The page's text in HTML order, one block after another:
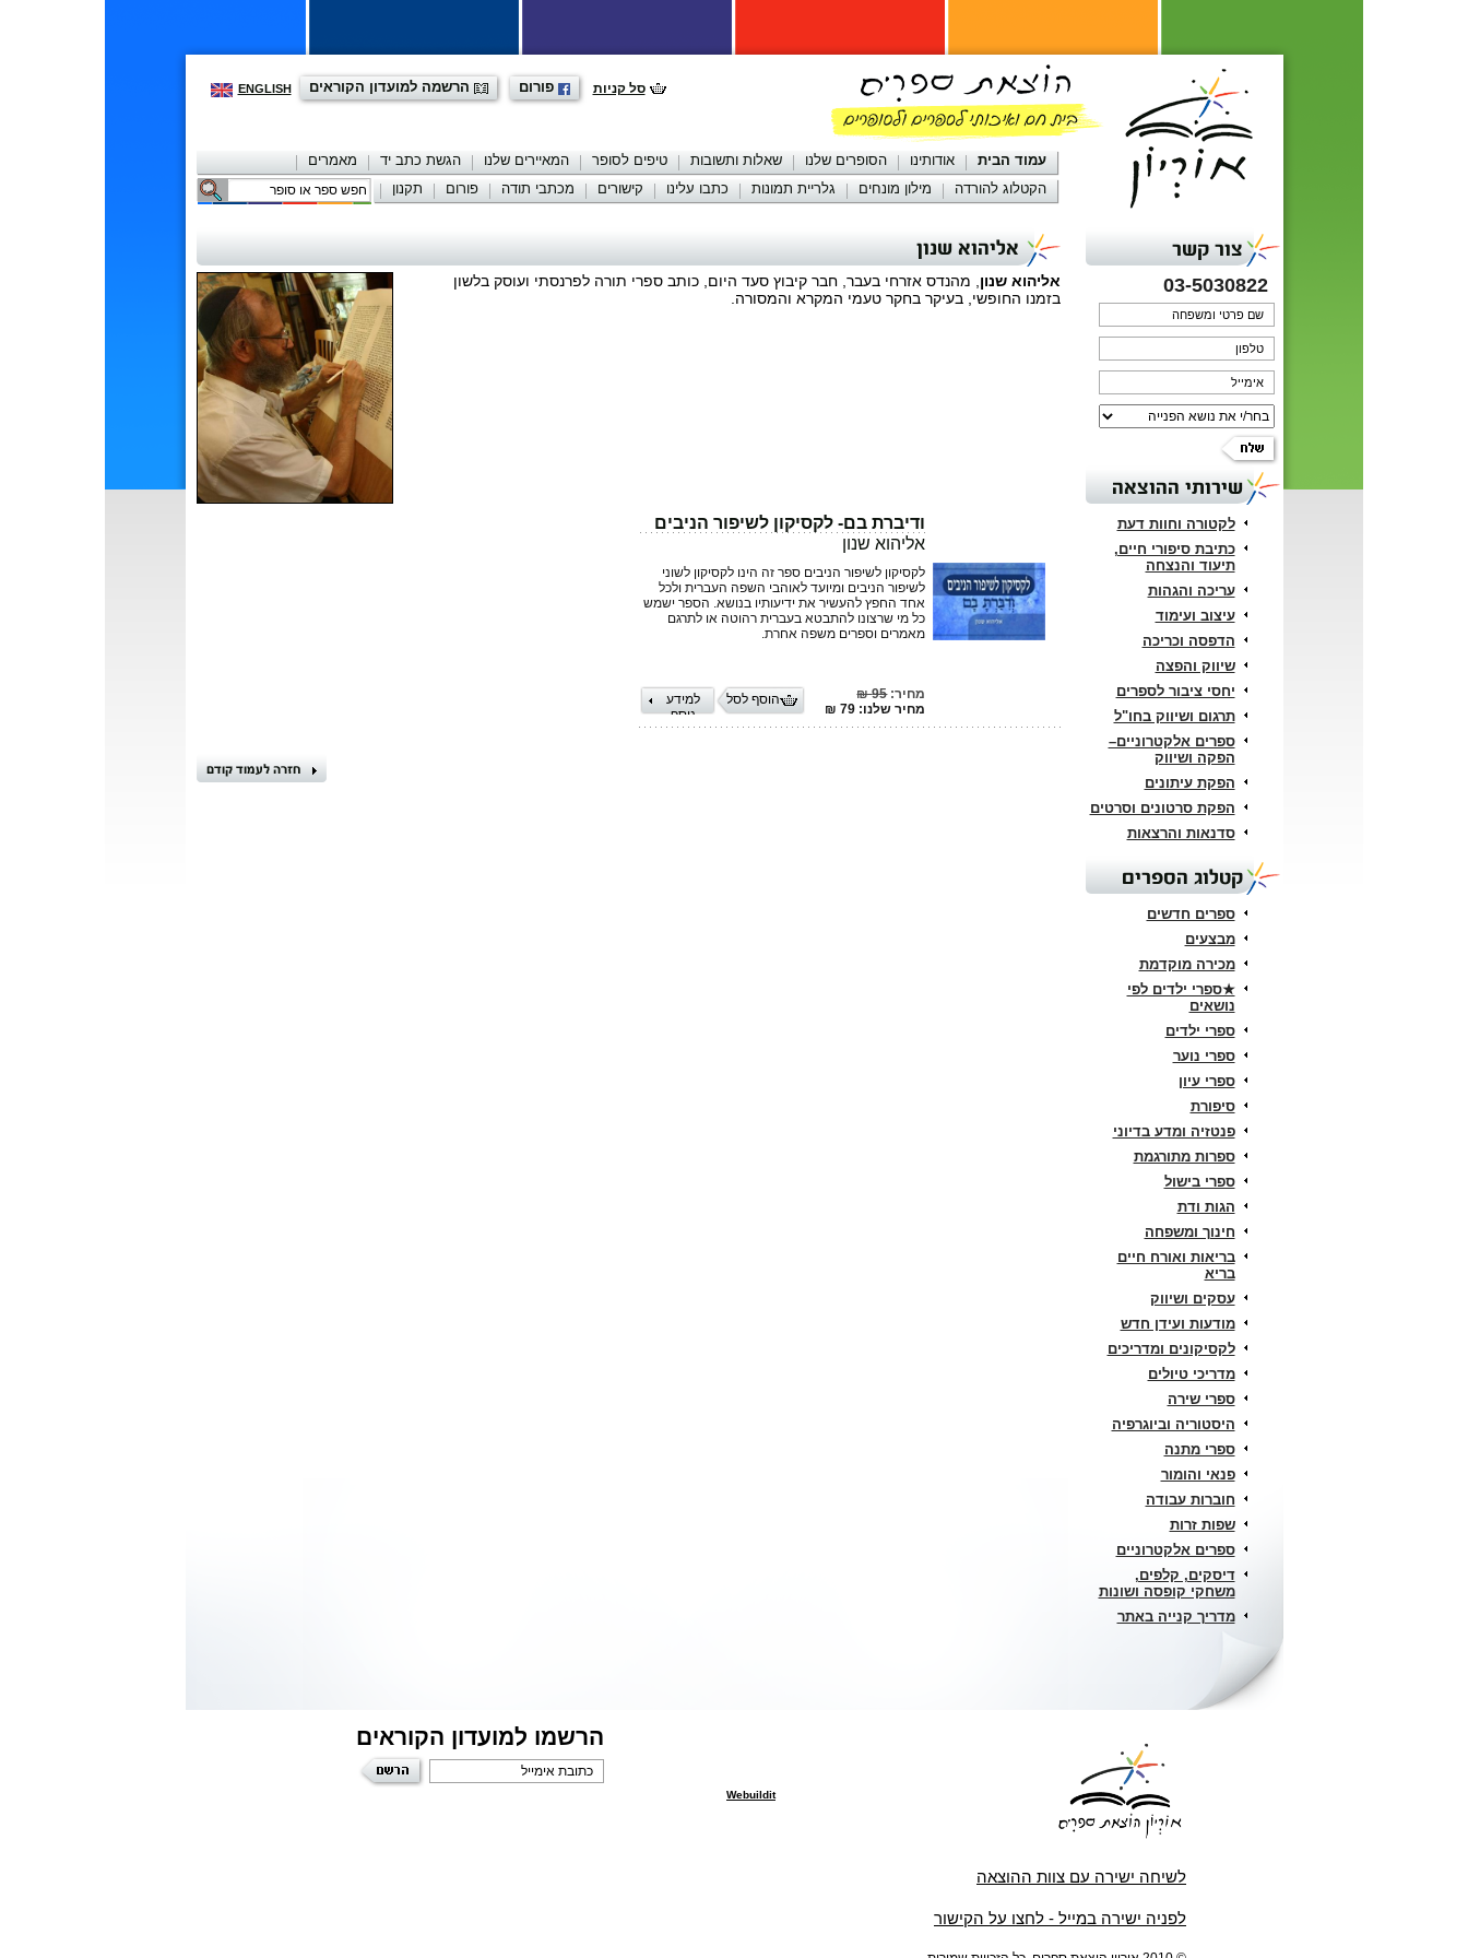
ENGLISH הרשמה למועדון הקוראים פורום סל קניות
עמוד הבית אודותינו הסופרים שלנו שאלות ותשובות טיפים לסופר המאיירים שלנו הגשת כתב יד
מאמרים
הקטלוג להורדה
מילון מונחים גלריית תמונות כתבו עלינו קישורים מכתבי תודה פורום תקנון יצירת קשר
צור קשר
03-5030822
שירותי ההוצאה
לקטורה וחוות דעת
כתיבת סיפורי חיים,
תיעוד והנצחה
עריכה והגהות
עיצוב ועימוד
הדפסה וכריכה
שיווק והפצה
יחסי ציבור לספרים
תרגום ושיווק בחו"ל
ספרים אלקטרוניים–
הפקה ושיווק
הפקת עיתונים
הפקת סרטונים וסרטים
סדנאות והרצאות
קטלוג הספרים
ספרים חדשים
מבצעים
מכירה מוקדמת
★ספרי ילדים לפי
נושאים
ספרי ילדים
ספרי נוער
ספרי עיון
סיפורת
פנטזיה ומדע בדיוני
ספרות מתורגמת
ספרי בישול
הגות ודת
חינוך ומשפחה
בריאות ואורח חיים
בריא
עסקים ושיווק
מודעות ועידן חדש
לקסיקונים ומדריכים
מדריכי טיולים
ספרי שירה
היסטוריה וביוגרפיה
ספרי מתנה
פנאי והומור
חוברות עבודה
שפות זרות
ספרים אלקטרוניים
דיסקים, קלפים,
משחקי קופסה ושונות
מדריך קנייה באתר
אליהוא שנון
אליהוא שנון , מהנדס אזרחי בעבר, חבר קיבוץ סעד היום, כותב ספרי תורה לפרנסתי ועוסק בלשון
בזמנו החופשי, בעיקר בחקר טעמי המקרא והמסורה.
ודיברת בם- לקסיקון לשיפור הניבים
אליהוא שנון
לקסיקון לשיפור הניבים ספר זה הינו לקסיקון לשוני
לשיפור הניבים ומיועד לאוהבי השפה העברית ולכל
אחד החפץ להעשיר את ידיעותיו בנושא. הספר ישמש
כל מי שרצונו להתבטא בעברית רהוטה או לתרגם
מאמרים וספרים משפה אחרת.
מחיר:95 ₪
מחיר שלנו: 79 ₪
למידע
נוסף
הוסף לסל
הרשמו למועדון הקוראים
לשיחה ישירה עם צוות ההוצאה
לפניה ישירה במייל - לחצו על הקישור
Webuildit